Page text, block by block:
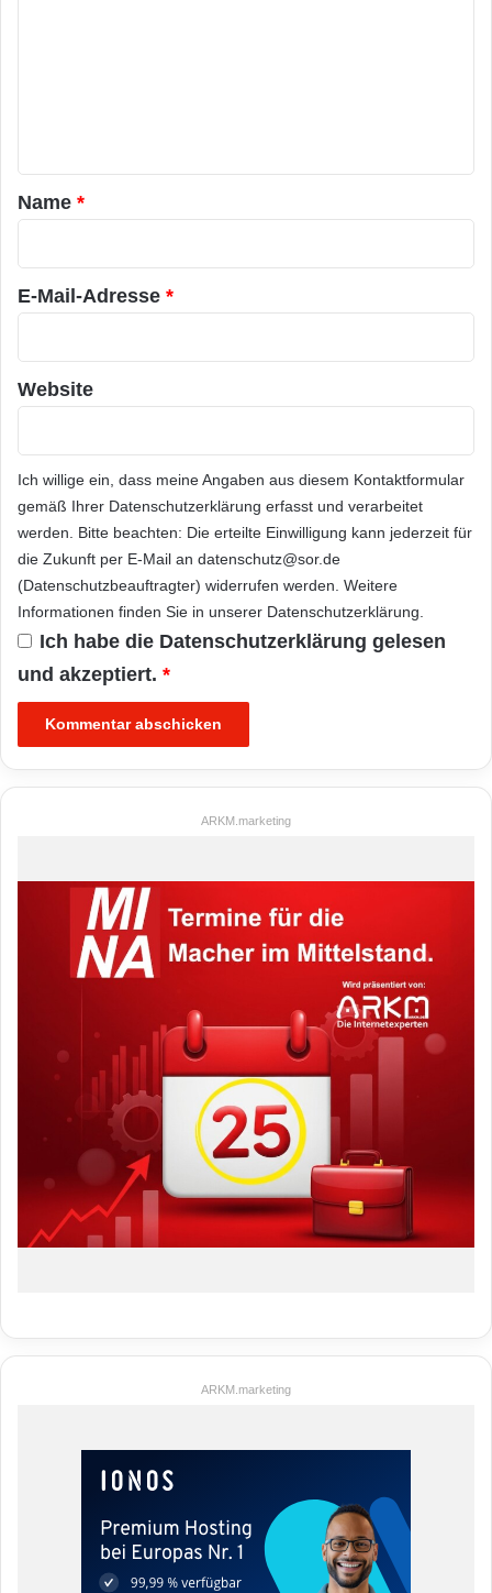
a
r
*
Name *
E-Mail-Adresse *
Website
Ich willige ein, dass meine Angaben aus diesem Kontaktformular
gemäß Ihrer Datenschutzerklärung erfasst und verarbeitet
werden. Bitte beachten: Die erteilte Einwilligung kann jederzeit für
die Zukunft per E-Mail an datenschutz@sor.de
(Datenschutzbeauftragter) widerrufen werden. Weitere
Informationen finden Sie in unserer Datenschutzerklärung.
Ich habe die Datenschutzerklärung gelesen
und akzeptiert. *
ARKM.marketing
ARKM.marketing